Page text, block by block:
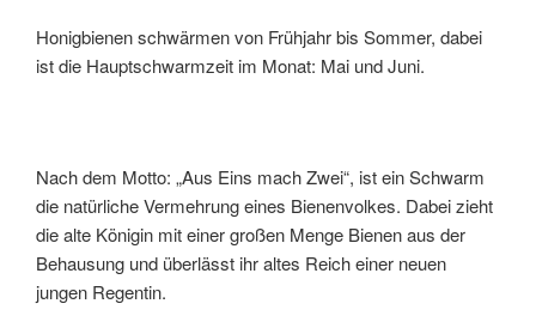
Honigbienen schwärmen von Frühjahr bis Sommer, dabei
ist die Hauptschwarmzeit im Monat: Mai und Juni.
Nach dem Motto: „Aus Eins mach Zwei“, ist ein Schwarm
die natürliche Vermehrung eines Bienenvolkes. Dabei zieht
die alte Königin mit einer großen Menge Bienen aus der
Behausung und überlässt ihr altes Reich einer neuen
jungen Regentin.